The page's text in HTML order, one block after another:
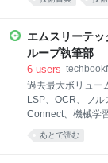
エムスリーテ
ループ執筆部
6 users
過去最大ボリュー
LSP、OCR、フ
Connect、機械学
で作る検索テス
と漫画、医療とIT
あとで読む